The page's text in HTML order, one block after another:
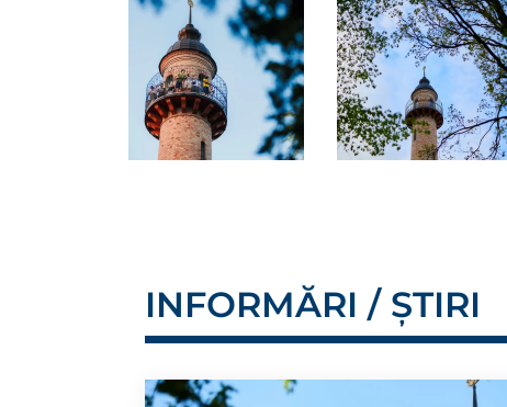
INFORMĂRI / ȘTIRI